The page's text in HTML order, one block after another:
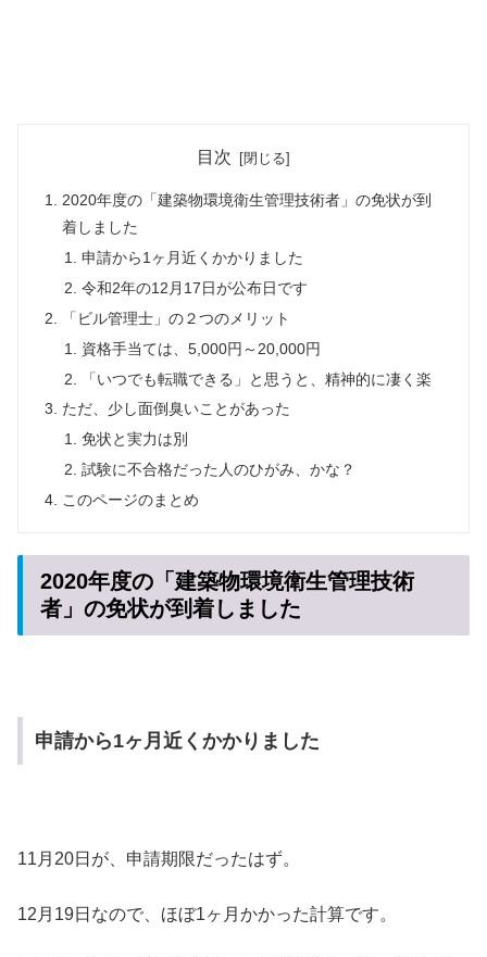
目次
2020年度の「建築物環境衛生管理技術者」の免状が到
着しました
申請から1ヶ月近くかかりました
令和2年の12月17日が公布日です
「ビル管理士」の２つのメリット
資格手当ては、5,000円～20,000円
「いつでも転職できる」と思うと、精神的に凄く楽
ただ、少し面倒臭いことがあった
免状と実力は別
試験に不合格だった人のひがみ、かな？
このページのまとめ
2020年度の「建築物環境衛生管理技術
者」の免状が到着しました
申請から1ヶ月近くかかりました
11月20日が、申請期限だったはず。
12月19日なので、ほぼ1ヶ月かかった計算です。